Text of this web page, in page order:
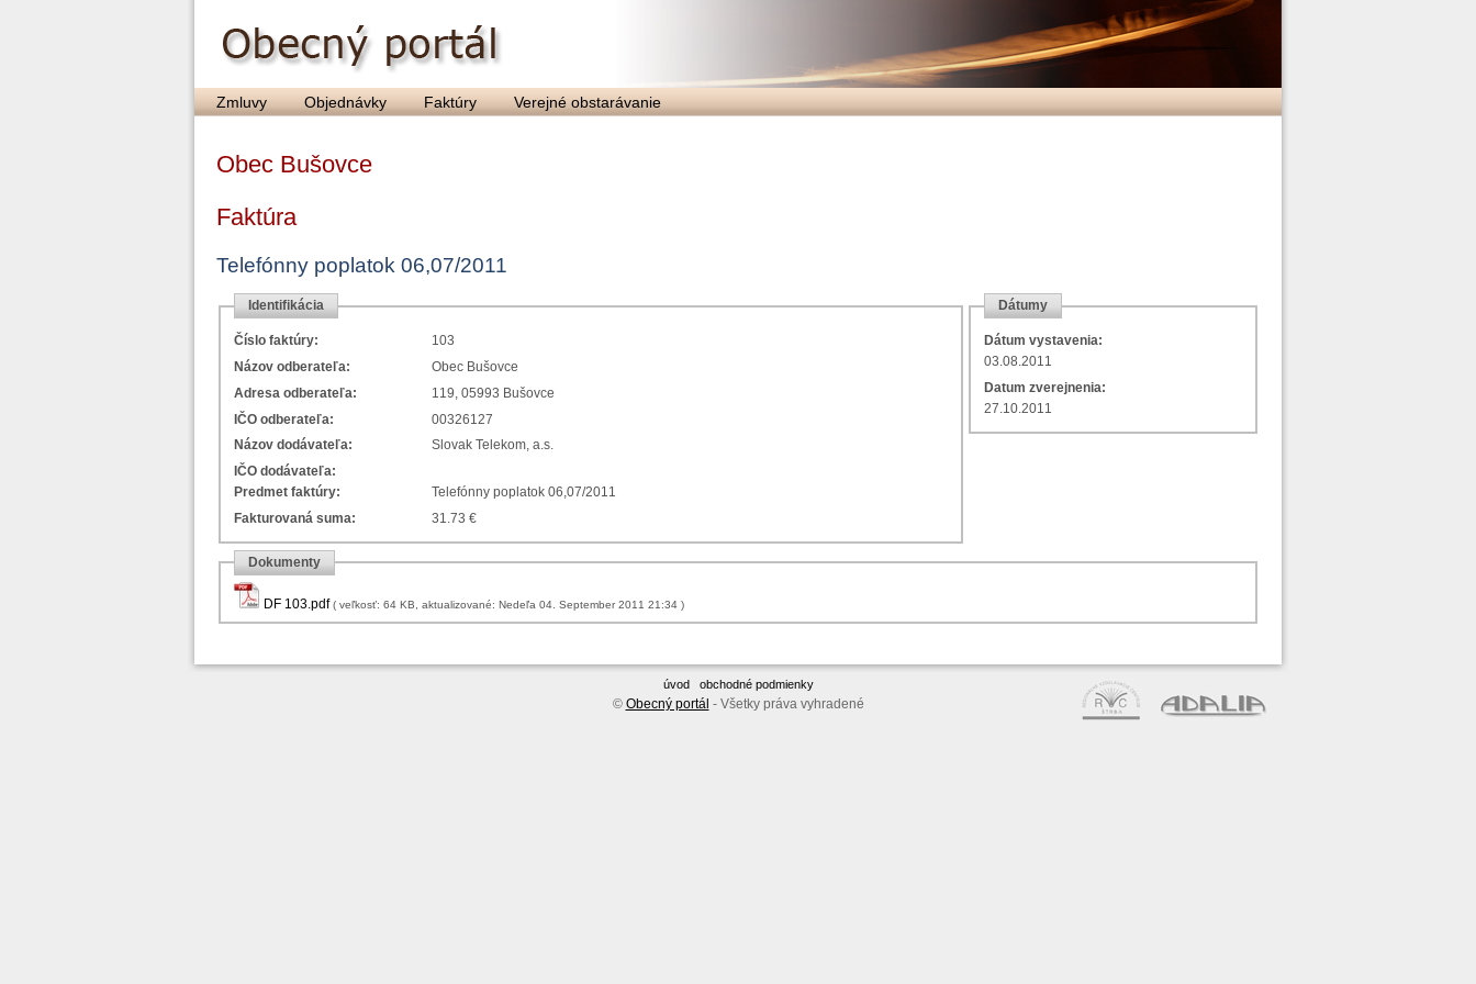
Zmluvy Objednávky Faktúry Verejné obstarávanie
Obec Bušovce
Faktúra
Telefónny poplatok 06,07/2011
Identifikácia
Číslo faktúry:
103
Názov odberateľa:
Obec Bušovce
Adresa odberateľa:
119, 05993 Bušovce
IČO odberateľa:
00326127
Názov dodávateľa:
Slovak Telekom, a.s.
IČO dodávateľa:
Predmet faktúry:
Telefónny poplatok 06,07/2011
Fakturovaná suma:
31.73 €
Dátumy
Dátum vystavenia:
03.08.2011
Datum zverejnenia:
27.10.2011
Dokumenty
DF 103.pdf ( veľkosť: 64 KB, aktualizované: Nedeľa 04. September 2011 21:34 )
úvod obchodné podmienky
© Obecný portál - Všetky práva vyhradené